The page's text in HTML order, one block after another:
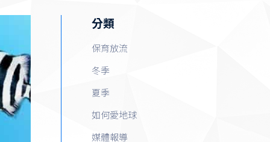
分類
保育放流
冬季
夏季
如何愛地球
媒體報導